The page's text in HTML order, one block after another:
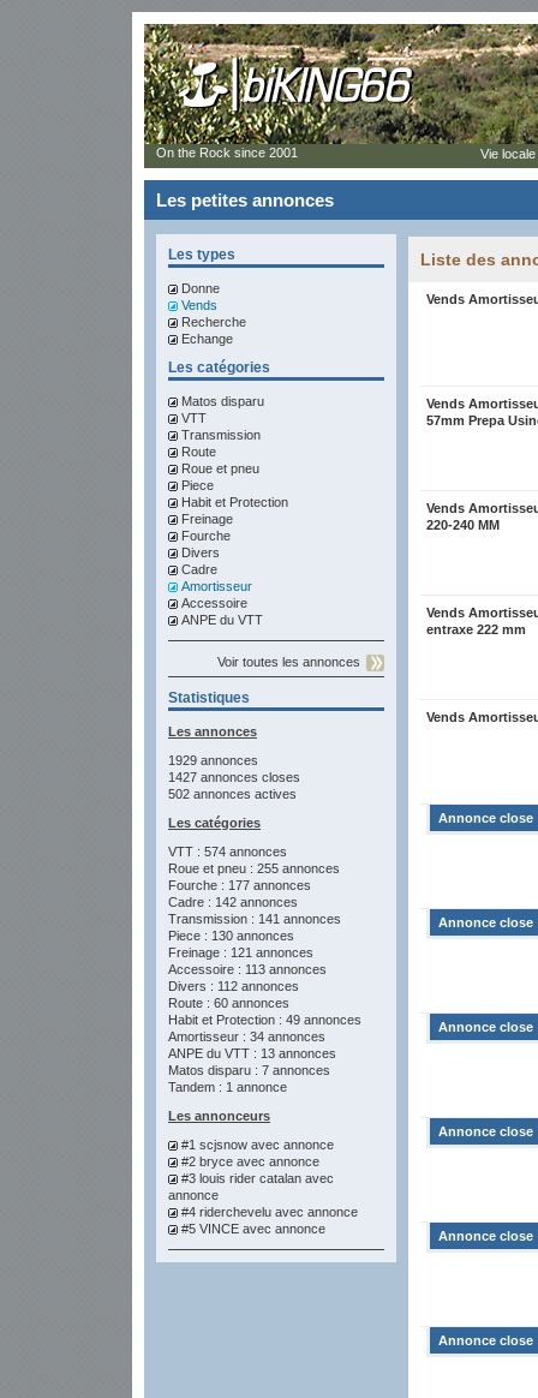
Les petites annonces
Les types
Donne
Vends
Recherche
Echange
Les catégories
Matos disparu
VTT
Transmission
Route
Roue et pneu
Piece
Habit et Protection
Freinage
Fourche
Divers
Cadre
Amortisseur
Accessoire
ANPE du VTT
Voir toutes les annonces
Statistiques
Les annonces
1929 annonces
1427 annonces closes
502 annonces actives
Les catégories
VTT : 574 annonces
Roue et pneu : 255 annonces
Fourche : 177 annonces
Cadre : 142 annonces
Transmission : 141 annonces
Piece : 130 annonces
Freinage : 121 annonces
Accessoire : 113 annonces
Divers : 112 annonces
Route : 60 annonces
Habit et Protection : 49 annonces
Amortisseur : 34 annonces
ANPE du VTT : 13 annonces
Matos disparu : 7 annonces
Tandem : 1 annonce
Les annonceurs
#1 scjsnow avec annonce
#2 bryce avec annonce
#3 louis rider catalan avec
annonce
#4 riderchevelu avec annonce
#5 VINCE avec annonce
Liste des
Vends
Vends
57mm Prepa
Vends
220-240 MM
Vends
entraxe 222 mm
Vends
Annonce close
Annonce close
Annonce close
Annonce close
Annonce close
Annonce close
On the Rock since 2001 Vie